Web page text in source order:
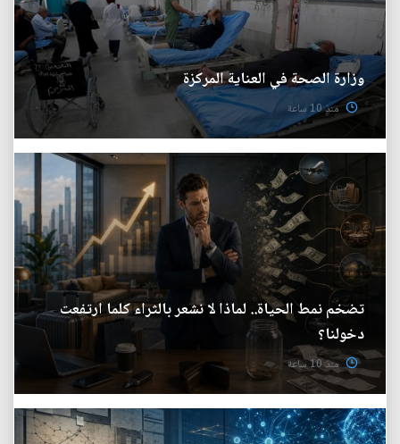
وزارة الصحة في العناية المركزة
منذ 10 ساعة
تضخم نمط الحياة.. لماذا لا نشعر بالثراء كلما ارتفعت
دخولنا؟
منذ 10 ساعة